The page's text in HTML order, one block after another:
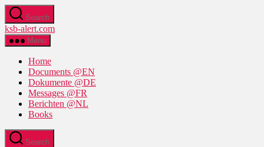
Skip
to
the
content
Search
ksb-alert.com
Menu
Home
Documents @EN
Dokumente @DE
Messages @FR
Berichten @NL
Books
Search